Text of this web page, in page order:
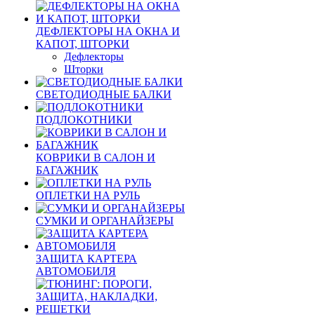
ДЕФЛЕКТОРЫ НА ОКНА И
КАПОТ, ШТОРКИ
Дефлекторы
Шторки
СВЕТОДИОДНЫЕ БАЛКИ
ПОДЛОКОТНИКИ
КОВРИКИ В САЛОН И
БАГАЖНИК
ОПЛЕТКИ НА РУЛЬ
СУМКИ И ОРГАНАЙЗЕРЫ
ЗАЩИТА КАРТЕРА
АВТОМОБИЛЯ